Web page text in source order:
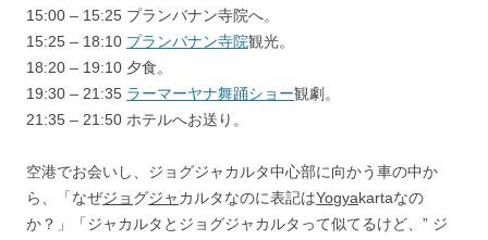
15:00 – 15:25 プランバナン寺院へ。
15:25 – 18:10 プランバナン寺院観光。
18:20 – 19:10 夕食。
19:30 – 21:35 ラーマーヤナ舞踊ショー観劇。
21:35 – 21:50 ホテルへお送り。
空港でお会いし、ジョグジャカルタ中心部に向かう車の中か
ら、「なぜジョ グジャカルタなのに表記はYogyakartaなの
か？」「ジャカルタとジョグジャカルタって似てるけど、” ジ